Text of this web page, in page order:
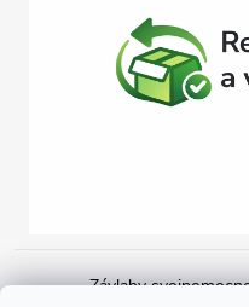
Závlahy